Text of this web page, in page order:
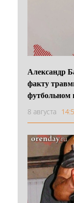
Александр
факту
футбольном
8 августа